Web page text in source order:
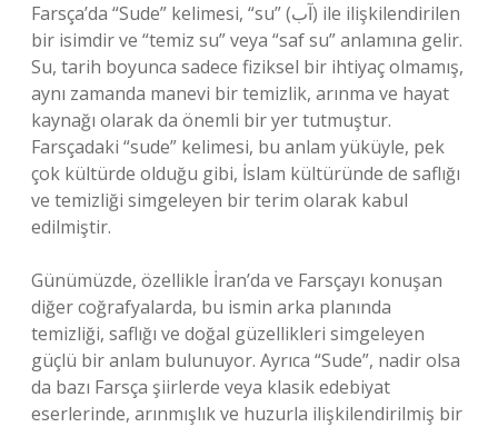
Farsça’da “Sude” kelimesi, “su” (آب) ile ilişkilendirilen
bir isimdir ve “temiz su” veya “saf su” anlamına gelir.
Su, tarih boyunca sadece fiziksel bir ihtiyaç olmamış,
aynı zamanda manevi bir temizlik, arınma ve hayat
kaynağı olarak da önemli bir yer tutmuştur.
Farsçadaki “sude” kelimesi, bu anlam yüküyle, pek
çok kültürde olduğu gibi, İslam kültüründe de saflığı
ve temizliği simgeleyen bir terim olarak kabul
edilmiştir.
Günümüzde, özellikle İran’da ve Farsçayı konuşan
diğer coğrafyalarda, bu ismin arka planında
temizliği, saflığı ve doğal güzellikleri simgeleyen
güçlü bir anlam bulunuyor. Ayrıca “Sude”, nadir olsa
da bazı Farsça şiirlerde veya klasik edebiyat
eserlerinde, arınmışlık ve huzurla ilişkilendirilmiş bir